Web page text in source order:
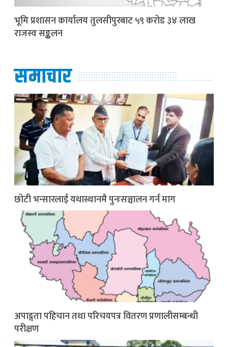
भूमि प्रशासन कार्यालय तुलसीपुरबाट ५९ करोड ३४ लाख
राजस्व सङ्कलन
समाचार
छोटी भन्सारलाई यथास्थानमै पुनःसञ्चालन गर्न माग
अपाङ्गता पहिचान तथा परिचयपत्र वितरण प्रणालीसम्बन्धी
परीक्षण